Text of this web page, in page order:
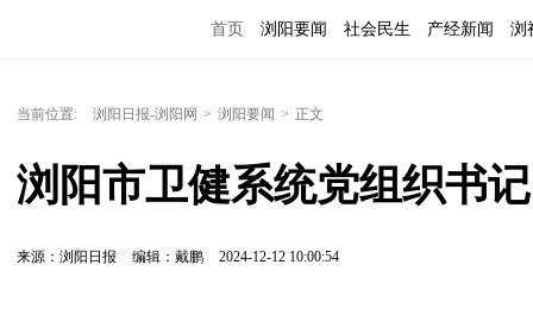
首页 浏阳要闻 社会民生 产经新闻 浏
当前位置: 浏阳日报-浏阳网 > 浏阳要闻 > 正文
浏阳市卫健系统党组织书
来源：浏阳日报 编辑：戴鹏 2024-12-12 10:00:54